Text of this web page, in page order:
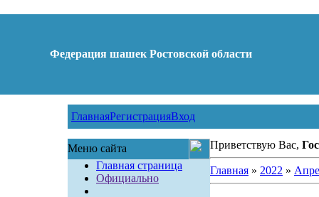
Федерация шашек Ростовской области
ГлавнаяРегистрацияВход
Меню сайта
Главная страница
Официально
Приветствую Вас,
Главная» 2022 »